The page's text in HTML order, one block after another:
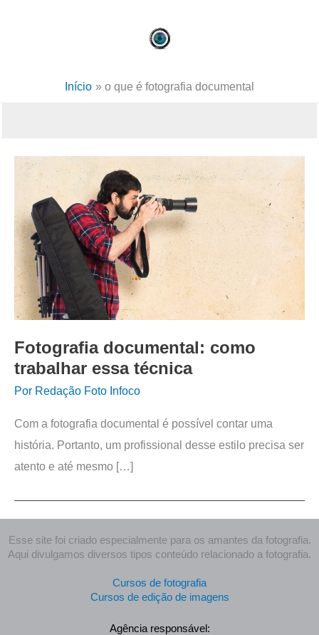
Início
o que é fotografia documental
Fotografia documental: como
trabalhar essa técnica
Por Redação Foto Infoco
Com a fotografia documental é possível contar uma
história. Portanto, um profissional desse estilo precisa ser
atento e até mesmo […]
Esse site foi criado especialmente para os amantes da fotografia.
Aqui divulgamos diversos tipos conteúdo relacionado a fotografia.
Cursos de fotografia
Cursos de edição de imagens
Agência responsável: